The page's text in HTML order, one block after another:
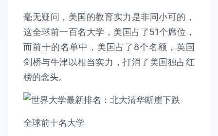
毫无疑问，美国的教育实力是非同小可的，
这全球前一百名大学，美国占了51个席位，
而前十的名单中，美国占了8个名额，英国
剑桥与牛津以相当实力，打消了美国独占红
榜的念头。
全球前十名大学